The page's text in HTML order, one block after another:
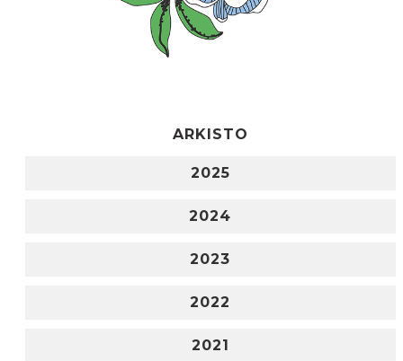
ARKISTO
2025
2024
2023
2022
2021